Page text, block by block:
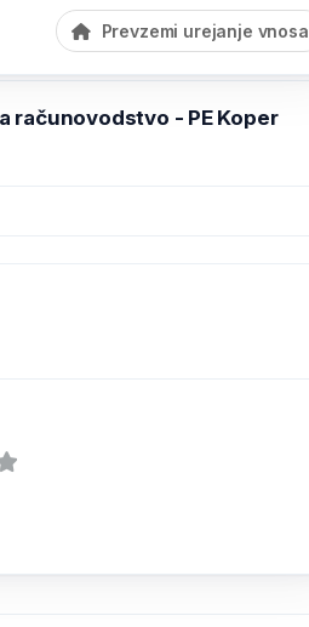
Prevzemi urejanje vnosa
računovodstvo - PE Koper